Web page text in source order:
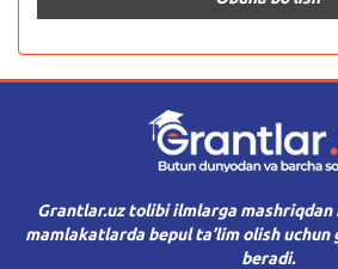
Grantlar.uz tolibi ilmlarga mashriqdan
mamlakatlarda bepul ta’lim olish
beradi.